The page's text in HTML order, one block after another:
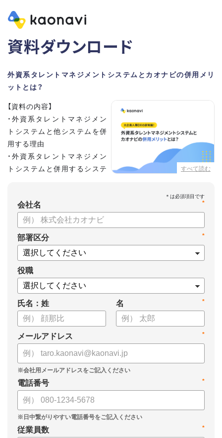
資料ダウンロード
外資系タレントマネジメントシステムとカオナビの併用メリ
ットとは？
すべて読む
【資料の内容】
・外資系タレントマネジメン
トシステムと他システムを併
用する理由
・外資系タレントマネジメン
トシステムと併用するシステ
・お客さまの声
*
会社名
*
部署区分
役職
氏名：姓 *
名
*
メールアドレス
*
電話番号
*
従業員数